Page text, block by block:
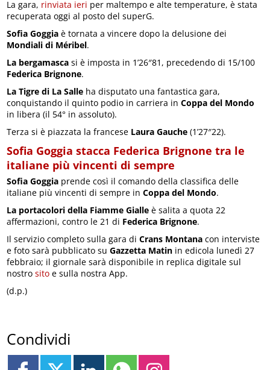
La gara, rinviata ieri per maltempo e alte temperature, è stata
recuperata oggi al posto del superG.
Sofia Goggia è tornata a vincere dopo la delusione dei
Mondiali di Méribel.
La bergamasca si è imposta in 1’26″81, precedendo di 15/100
Federica Brignone.
La Tigre di La Salle ha disputato una fantastica gara,
conquistando il quinto podio in carriera inCoppa del Mondo
in libera (il 54° in assoluto).
Terza si è piazzata la francese Laura Gauche (1’27″22).
Sofia Goggia stacca Federica Brignone tra le
italiane più vincenti di sempre
Sofia Goggia prende così il comando della classifica delle
italiane più vincenti di sempre inCoppa del Mondo.
La portacolori della Fiamme Gialle è salita a quota 22
affermazioni, contro le 21 di Federica Brignone.
Il servizio completo sulla gara diCrans Montana con interviste
e foto sarà pubblicato suGazzetta Matin in edicola lunedì 27
febbraio; il giornale sarà disponibile in replica digitale sul
nostrosito e sulla nostra App.
(d.p.)
Condividi